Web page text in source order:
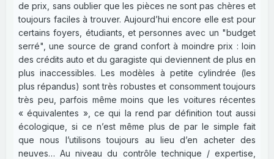
de prix, sans oublier que les pièces ne sont pas chères et
toujours faciles à trouver. Aujourd’hui encore elle est pour
certains foyers, étudiants, et personnes avec un "budget
serré", une source de grand confort à moindre prix : loin
des crédits auto et du garagiste qui deviennent de plus en
plus inaccessibles. Les modèles à petite cylindrée (les
plus répandus) sont très robustes et consomment toujours
très peu, parfois même moins que les voitures récentes
« équivalentes », ce qui la rend par définition tout aussi
écologique, si ce n’est même plus de par le simple fait
que nous l’utilisons toujours au lieu d’en acheter des
neuves… Au niveau du contrôle technique / expertise,